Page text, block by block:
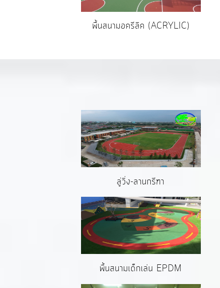
พื้นสนามอครีลิค (ACRYLIC)
ลู่วิ่ง-ลานกรีฑา
พื้นสนามเด็กเล่น EPDM